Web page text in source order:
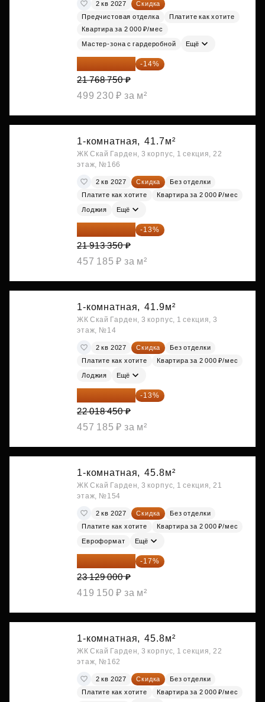
2 кв 2027
Скидка
Предчистовая отделка
Платите как хотите
Квартира за 2 000 ₽/мес
Мастер-зона с гардеробной Ещё
18 721 125 ₽ -14%
21 768 750 ₽
499 230 ₽ за м²
1-комнатная, 41.7м²
ЖК Скай Гарден, 3 корпус, 1 секция, 22
этаж, №166
2 кв 2027 Скидка
Без отделки
Платите как хотите
Квартира за 2 000 ₽/мес
Лоджия Ещё
19 064 615 ₽ -13%
21 913 350 ₽
457 185 ₽ за м²
1-комнатная, 41.9м²
ЖК Скай Гарден, 3 корпус, 1 секция, 3
этаж, №14
2 кв 2027 Скидка
Без отделки
Платите как хотите
Квартира за 2 000 ₽/мес
Лоджия Ещё
19 156 052 ₽ -13%
22 018 450 ₽
457 185 ₽ за м²
1-комнатная, 45.8м²
ЖК Скай Гарден, 3 корпус, 1 секция, 21
этаж, №154
2 кв 2027 Скидка
Без отделки
Платите как хотите
Квартира за 2 000 ₽/мес
Евроформат Ещё
19 197 070 ₽ -17%
23 129 000 ₽
419 150 ₽ за м²
1-комнатная, 45.8м²
ЖК Скай Гарден, 3 корпус, 1 секция, 22
этаж, №162
2 кв 2027 Скидка
Без отделки
Платите как хотите
Квартира за 2 000 ₽/мес